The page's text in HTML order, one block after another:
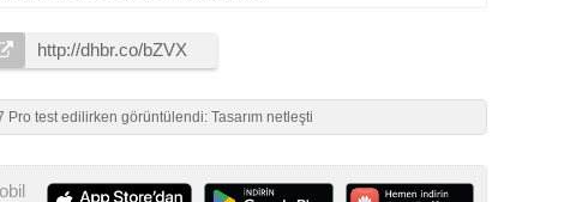
Pro test edilirken görüntülendi: Tasarım netleşti